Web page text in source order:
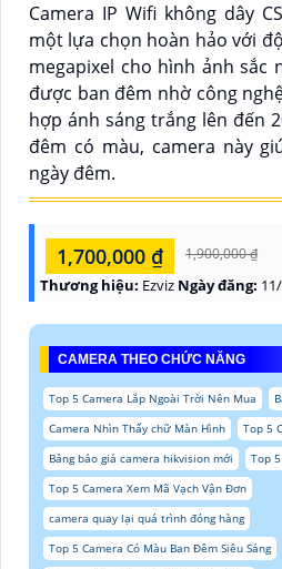
Camera IP Wifi không dây
một lựa chọn hoàn hảo với
megapixel cho hình ảnh sắc
được ban đêm nhờ công
hợp ánh sáng trắng lên đến
đêm có màu, camera này
ngày đêm.
1,700,000 ₫ 1,900,000 ₫
Thương hiệu: Ezviz Ngày đăng:
CAMERA THEO CHỨC NĂNG
Top 5 Camera Lắp Ngoài Trời Nên Mua
Camera Nhìn Thấy chữ Màn Hình
Top 5
Bảng báo giá camera hikvision mới
Top
Top 5 Camera Xem Mã Vạch Vận Đơn
camera quay lại quá trình đóng hàng
Top 5 Camera Có Màu Ban Đêm Siêu Sáng